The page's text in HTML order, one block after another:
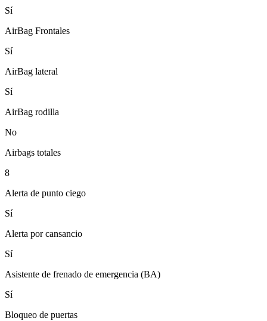
Sí
AirBag Frontales
Sí
AirBag lateral
Sí
AirBag rodilla
No
Airbags totales
8
Alerta de punto ciego
Sí
Alerta por cansancio
Sí
Asistente de frenado de emergencia (BA)
Sí
Bloqueo de puertas